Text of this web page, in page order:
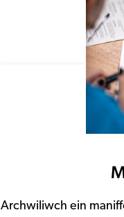
Archwiliwch ein